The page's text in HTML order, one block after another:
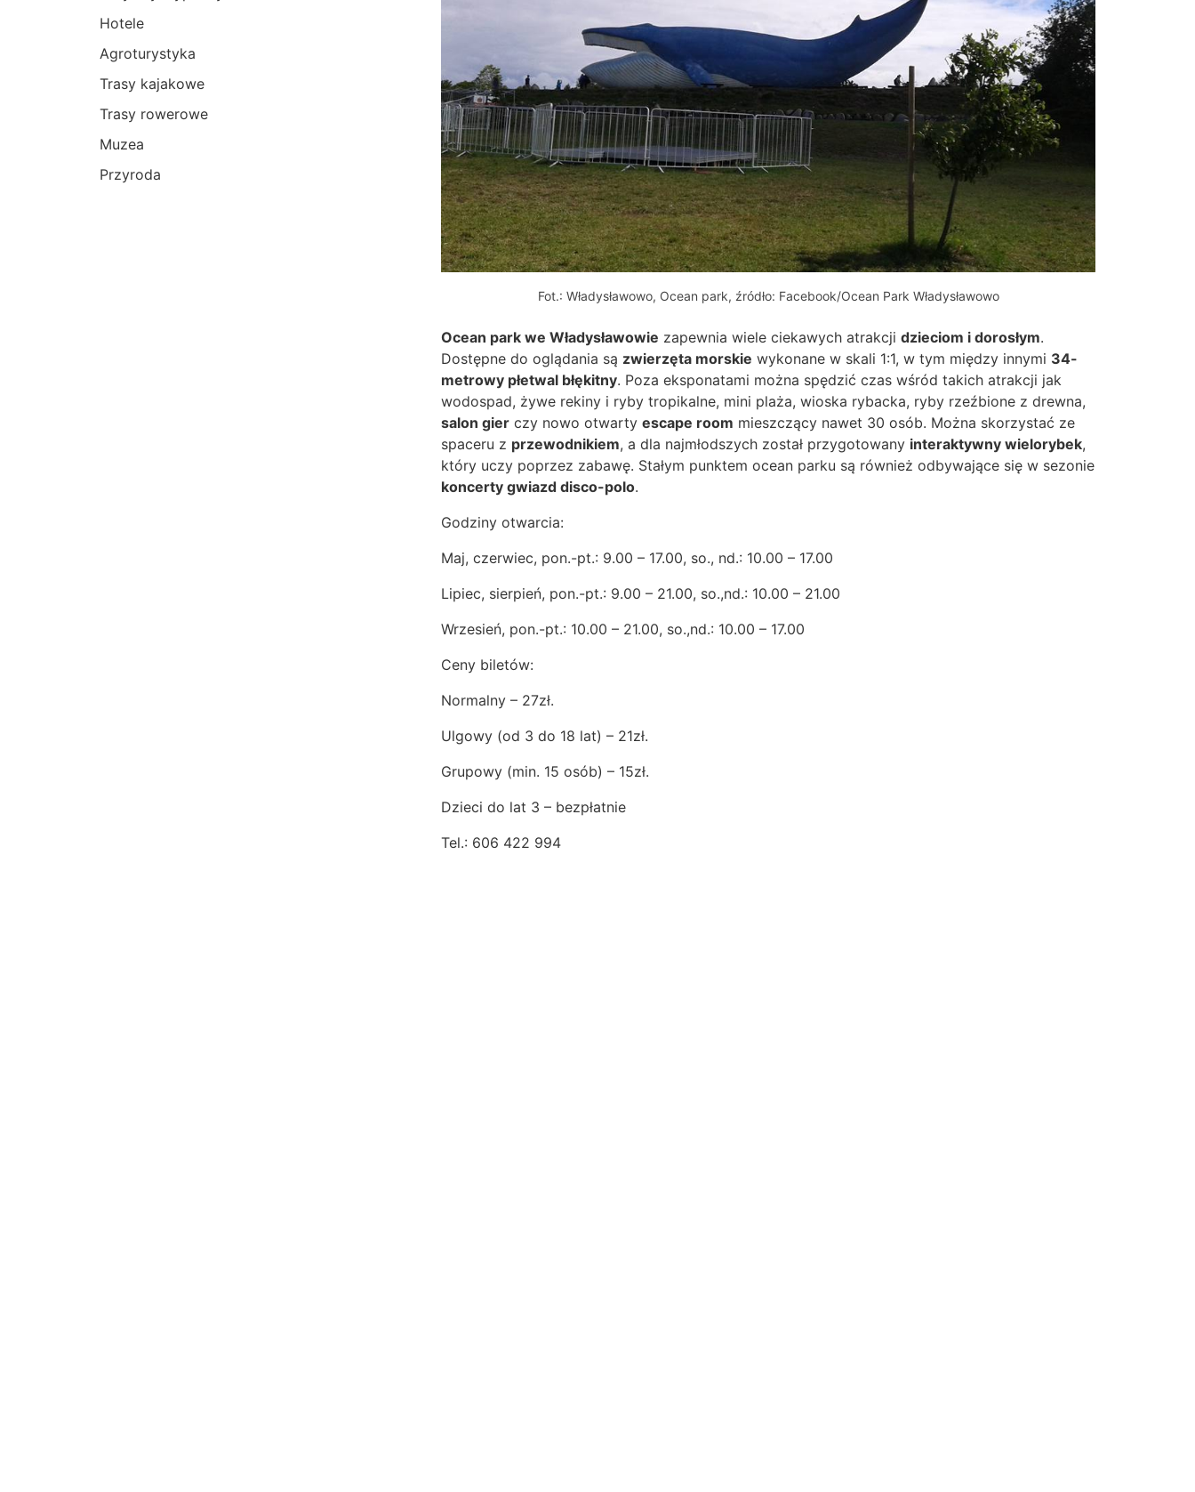
Hotele
Agroturystyka
Trasy kajakowe
Trasy rowerowe
Muzea
Przyroda
Fot.: Władysławowo, Ocean park, źródło: Facebook/Ocean Park Władysławowo
Ocean park we Władysławowie zapewnia wiele ciekawych atrakcji dzieciom i dorosłym.
Dostępne do oglądania są zwierzęta morskie wykonane w skali 1:1, w tym między innymi 34-
metrowy płetwal błękitny. Poza eksponatami można spędzić czas wśród takich atrakcji jak
wodospad, żywe rekiny i ryby tropikalne, mini plaża, wioska rybacka, ryby rzeźbione z drewna,
salon gier czy nowo otwarty escape room mieszczący nawet 30 osób. Można skorzystać ze
spaceru z przewodnikiem, a dla najmłodszych został przygotowany interaktywny wielorybek,
który uczy poprzez zabawę. Stałym punktem ocean parku są również odbywające się w sezonie
koncerty gwiazd disco-polo.
Godziny otwarcia:
Maj, czerwiec, pon.-pt.: 9.00 – 17.00, so., nd.: 10.00 – 17.00
Lipiec, sierpień, pon.-pt.: 9.00 – 21.00, so.,nd.: 10.00 – 21.00
Wrzesień, pon.-pt.: 10.00 – 21.00, so.,nd.: 10.00 – 17.00
Ceny biletów:
Normalny – 27zł.
Ulgowy (od 3 do 18 lat) – 21zł.
Grupowy (min. 15 osób) – 15zł.
Dzieci do lat 3 – bezpłatnie
Tel.: 606 422 994